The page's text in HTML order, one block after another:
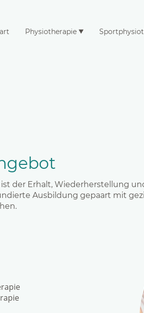
Physiotherapie
der Erhalt, Wiederherstellung
Ausbildung gepaart mit